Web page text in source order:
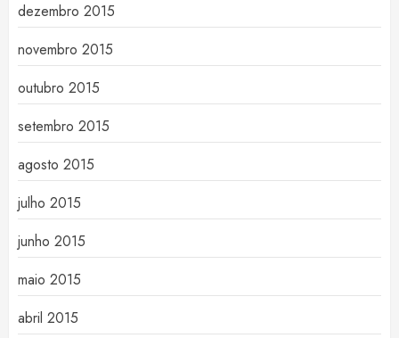
dezembro 2015
novembro 2015
outubro 2015
setembro 2015
agosto 2015
julho 2015
junho 2015
maio 2015
abril 2015